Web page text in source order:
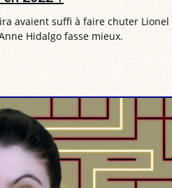
avaient suffi à faire chuter Lionel
Hidalgo fasse mieux.